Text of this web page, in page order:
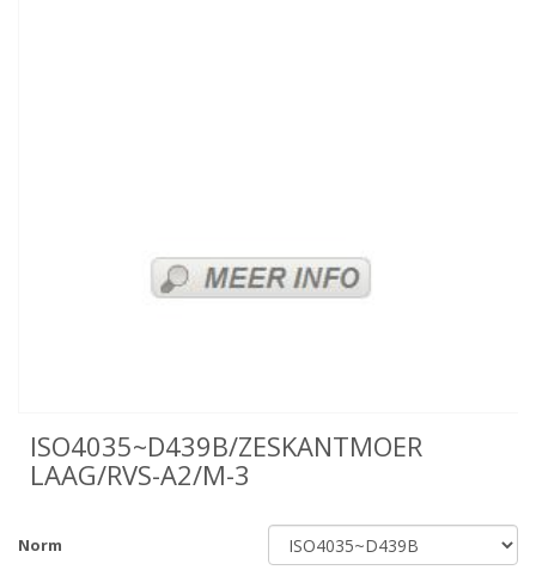
ISO4035~D439B/ZESKANTMOER
LAAG/RVS-A2/M-3
Norm